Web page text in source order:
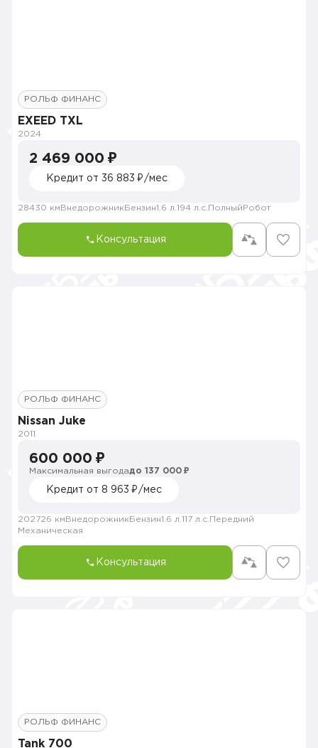
РОЛЬФ ФИНАНС
EXEED TXL
2024
2 469 000 ₽
Кредит от 36 883 ₽/мес
28430 км Внедорожник Бензин1.6 л. 194 л.с. Полный Робот
Консультация
РОЛЬФ ФИНАНС
Nissan Juke
2011
600 000 ₽
Максимальная выгодадо 137 000 ₽
Кредит от 8 963 ₽/мес
202726 км Внедорожник Бензин1.6 л. 117 л.с. Передний
Механическая
Консультация
РОЛЬФ ФИНАНС
Tank 700